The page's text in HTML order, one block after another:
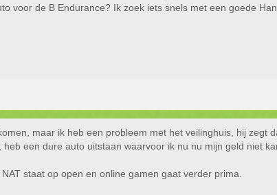
voor de B Endurance? Ik zoek iets snels met een goede
maar ik heb een probleem met het veilinghuis, hij zegt
een dure auto uitstaan waarvoor ik nu nu mijn geld niet
staat op open en online gamen gaat verder prima.